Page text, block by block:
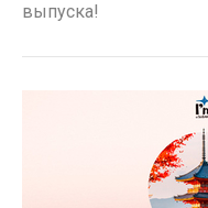
выпуска!